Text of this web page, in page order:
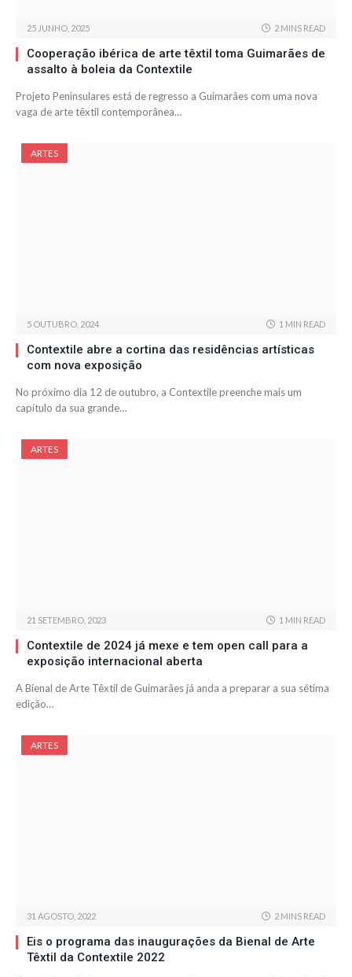
25 JUNHO, 2025 2 MINS READ
Cooperação ibérica de arte têxtil toma Guimarães de
assalto à boleia da Contextile
Projeto Peninsulares está de regresso a Guimarães com uma nova
vaga de arte têxtil contemporânea…
ARTES
5 OUTUBRO, 2024 1 MIN READ
Contextile abre a cortina das residências artísticas
com nova exposição
No próximo dia 12 de outubro, a Contextile preenche mais um
capítulo da sua grande…
ARTES
21 SETEMBRO, 2023 1 MIN READ
Contextile de 2024 já mexe e tem open call para a
exposição internacional aberta
A Bienal de Arte Têxtil de Guimarães já anda a preparar a sua sétima
edição…
ARTES
31 AGOSTO, 2022 2 MINS READ
Eis o programa das inaugurações da Bienal de Arte
Têxtil da Contextile 2022